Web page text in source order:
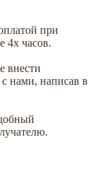
при
4х часов.
внести
с нами, написав в